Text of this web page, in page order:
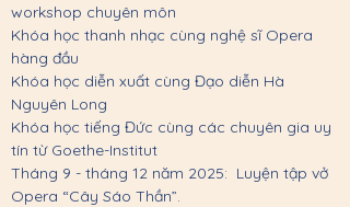
workshop chuyên môn
Khóa học thanh nhạc cùng nghệ sĩ Opera
hàng đầu
Khóa học diễn xuất cùng Đạo diễn Hà
Nguyên Long
Khóa học tiếng Đức cùng các chuyên gia uy
tín từ Goethe-Institut
Tháng 9 - tháng 12 năm 2025: Luyện tập vở
Opera “Cây Sáo Thần”.